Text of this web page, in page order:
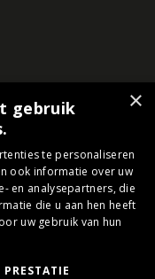
×
gebruik
te personaliseren
ook informatie over uw
en analysepartners, die
die u aan hen heeft
uw gebruik van hun
PRESTATIE